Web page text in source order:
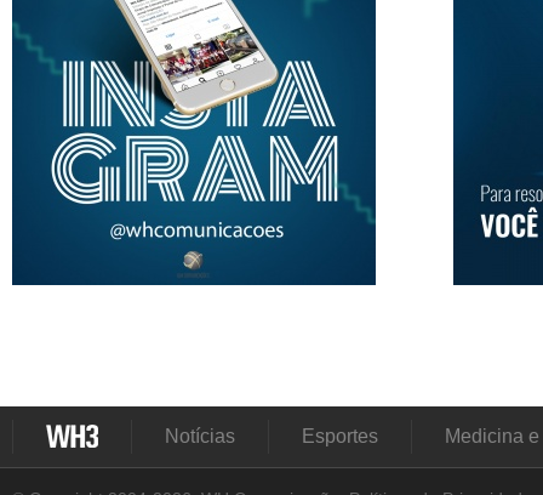
Notícias Esportes Medicina